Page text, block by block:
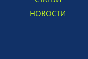
НОВОСТИ